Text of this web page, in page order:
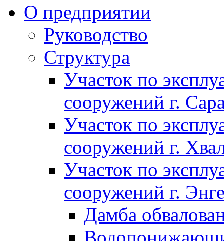
О предприятии
Руководство
Структура
Участок по
сооружений г.
Участок по
сооружений г.
Участок по
сооружений г.
Дамба